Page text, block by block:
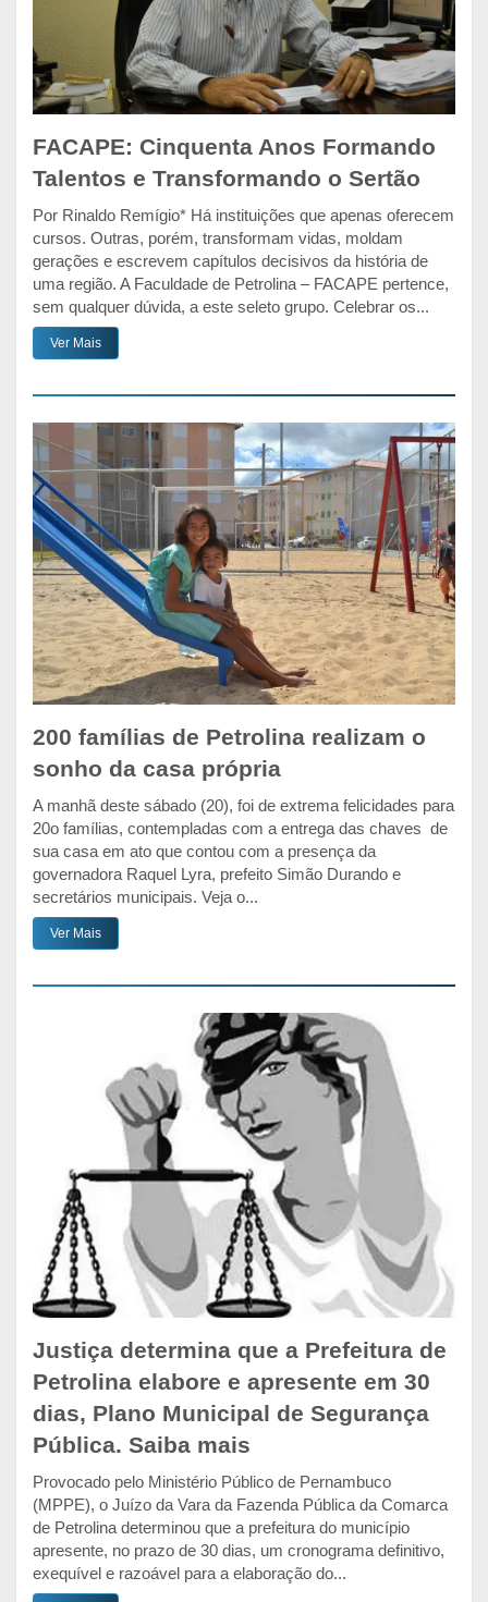
FACAPE: Cinquenta Anos Formando
Talentos e Transformando o Sertão
Por Rinaldo Remígio* Há instituições que apenas oferecem
cursos. Outras, porém, transformam vidas, moldam
gerações e escrevem capítulos decisivos da história de
uma região. A Faculdade de Petrolina – FACAPE pertence,
sem qualquer dúvida, a este seleto grupo. Celebrar os...
Ver Mais
200 famílias de Petrolina realizam o
sonho da casa própria
A manhã deste sábado (20), foi de extrema felicidades para
20o famílias, contempladas com a entrega das chaves de
sua casa em ato que contou com a presença da
governadora Raquel Lyra, prefeito Simão Durando e
secretários municipais. Veja o...
Ver Mais
Justiça determina que a Prefeitura de
Petrolina elabore e apresente em 30
dias, Plano Municipal de Segurança
Pública. Saiba mais
Provocado pelo Ministério Público de Pernambuco
(MPPE), o Juízo da Vara da Fazenda Pública da Comarca
de Petrolina determinou que a prefeitura do município
apresente, no prazo de 30 dias, um cronograma definitivo,
exequível e razoável para a elaboração do...